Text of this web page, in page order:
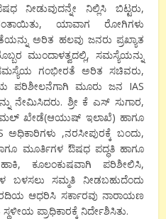
ನೀಡುವುದನ್ನೇ ನಿಲ್ಲಿಸಿ ಬಿಟ್ಟರು,
ಯಾವಾಗ ರೋಗಿಗಳು
ಅರಿತ ಹಲವು ಜನರು ಪ್ರಖ್ಯಾತ
ಮುಂದಾಳತ್ವದಲ್ಲಿ, ಸಮಸ್ಯೆಯನ್ನು
ಗಂಭೀರತೆ ಅರಿತ ಸಚಿವರು,
ಪರಿಶೀಲನೆಗಾಗಿ ಮೂರು ಜನ IAS
ನೇಮಿಸಿದರು. ಶ್ರೀ ಕೆ ಎಸ್ ಸುಗಾರ,
ಮಲ್ ಖೇಡೆ(ಆಯುಷ್ ಇಲಾಖೆ) ಹಾಗೂ
,ನರಸೀಪುರಕ್ಕೆ ಬಂದು,
ಮೂರ್ತಿಗಳ ಔಷಧ ಪದ್ಧತಿ ಹಾಗೂ
ಕೂಲಂಕುಷವಾಗಿ ಪರಿಶೀಲಿಸಿ,
ಬಳಸಲು ಸಮ್ಮತಿ ನೀಡಬಹುದೆಂದು
ಆಧರಿಸಿ ಸರ್ಕಾರವು ನಾರಾಯಣ
ಪ್ರಾಧಿಕಾರಕ್ಕೆ ನಿರ್ದೇಶಿಸಿತು.